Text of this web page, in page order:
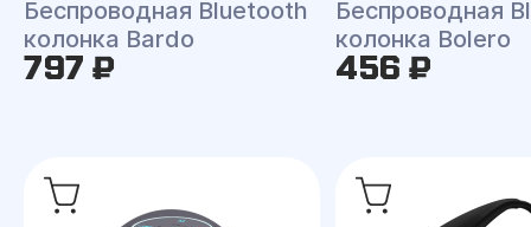
Беспроводная Bluetooth
колонка Bardo
797 ₽
Беспроводная
колонка Bolero
456 ₽